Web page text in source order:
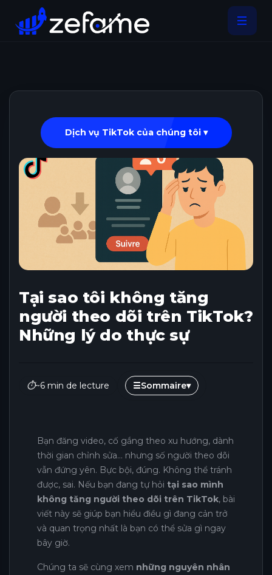
Dịch vụ TikTok của chúng tôi ▾
Tại sao tôi không tăng
người theo dõi trên TikTok?
Những lý do thực sự
⏱~6 min de lecture ☰Sommaire▾
Bạn đăng video, cố gắng theo xu hướng, dành
thời gian chỉnh sửa… nhưng số người theo dõi
vẫn đứng yên. Bực bội, đúng. Không thể tránh
được, sai. Nếu bạn đang tự hỏi tại sao mình
không tăng người theo dõi trên TikTok, bài
viết này sẽ giúp bạn hiểu điều gì đang cản trở
và quan trọng nhất là bạn có thể sửa gì ngay
bây giờ.
Chúng ta sẽ cùng xem những nguyên nhân